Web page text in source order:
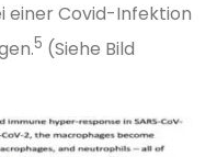
einer Covid-Infektion
5 (Siehe Bild